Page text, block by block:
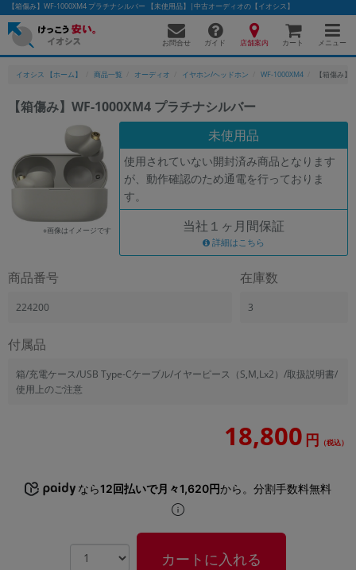
【箱傷み】WF-1000XM4 プラチナシルバー 【未使用品】|中古オーディオの【イオシス】
お問合せ ガイド 店舗案内 カート メニュー
イオシス 【ホーム】 商品一覧 オーディオ イヤホン/ヘッドホン WF-1000XM4 【箱傷み
【箱傷み】WF-1000XM4 プラチナシルバー
※画像はイメージです
未使用品
使用されていない開封済み商品となります
が、動作確認のため通電を行っておりま
す。
当社１ヶ月間保証
詳細はこちら
商品番号
224200
在庫数
3
付属品
箱/充電ケース/USB Type-Cケーブル/イヤーピース（S,M,Lx2）/取扱説明書/
使用上のご注意
18,800 円 （税込）
なら12回払いで月々1,620円から。分割手数料無料
カートに入れる
かんたんパソコン検索に切り替える
フリーワード
除外ワード
カテゴリー
商品シリーズ名・ブランド名の絞り込み。
メーカー